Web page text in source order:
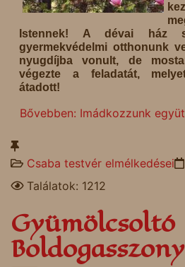
Istennek! A dévai ház
gyermekvédelmi otthonunk
nyugdíjba vonult, de
végezte a feladatát,
átadott!
Bővebben: Imádkozzunk
Csaba testvér elmélkedései
Találatok: 1212
Gyümölcsoltó